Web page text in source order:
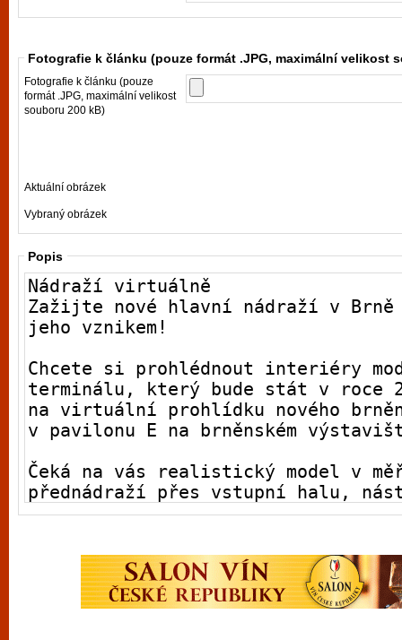
Fotografie k článku (pouze formát .JPG, maximální velikost
Fotografie k článku (pouze
formát .JPG, maximální velikost
souboru 200 kB)
Aktuální obrázek
Vybraný obrázek
Popis